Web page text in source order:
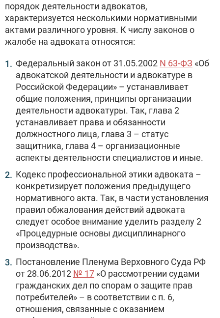
порядок деятельности адвокатов,
характеризуется несколькими нормативными
актами различного уровня. К числу законов о
жалобе на адвоката относятся:
Федеральный закон от 31.05.2002 N 63-ФЗ «Об
адвокатской деятельности и адвокатуре в
Российской Федерации» – устанавливает
общие положения, принципы организации
деятельности адвокатуры. Так, глава 2
устанавливает права и обязанности
должностного лица, глава 3 – статус
защитника, глава 4 – организационные
аспекты деятельности специалистов и иные.
Кодекс профессиональной этики адвоката –
конкретизирует положения предыдущего
нормативного акта. Так, в части установления
правил обжалования действий адвоката
следует особое внимание уделить разделу 2
«Процедурные основы дисциплинарного
производства».
Постановление Пленума Верховного Суда РФ
от 28.06.2012 № 17 «О рассмотрении судами
гражданских дел по спорам о защите прав
потребителей» – в соответствии с п. 6,
отношения, связанные с оказанием